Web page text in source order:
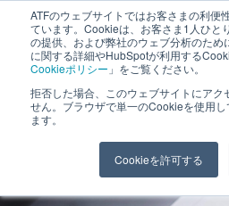
ATFのウェブサイトではお客さまの利便
ています。Cookieは、お客さま1人ひと
の提供、および弊社のウェブ分析のた
に関する詳細やHubSpotが利用する
Cookieポリシー 」をご覧ください。
拒否した場合、このウェブサイトにアク
せん。ブラウザで単一のCookieを使用
ます。
Cookieを許可する
長野県長野市・松本市ウェブ制作事業部 コ
お客様の声